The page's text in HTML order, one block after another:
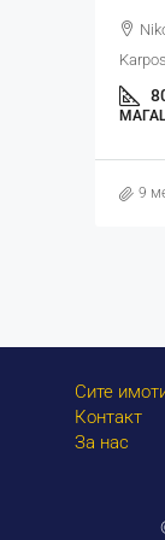
9
Сите
Контакт
За нас